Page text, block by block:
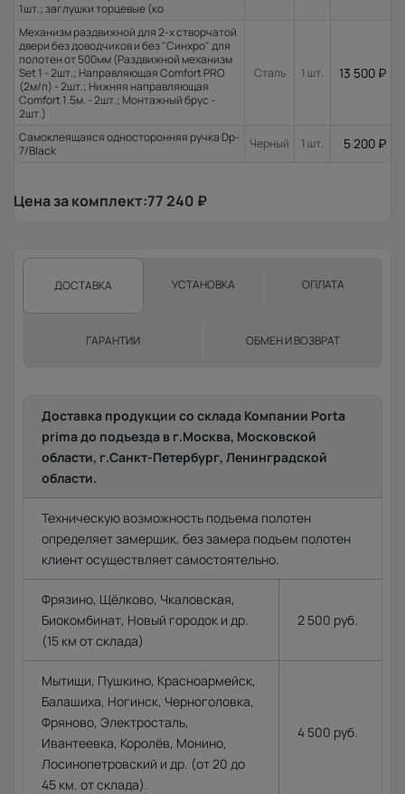
1шт.; заглушки торцевые (ко
Механизм раздвижной для 2-х створчатой
двери без доводчиков и без "Синхро" для
полотен от 500мм (Раздвижной механизм
Set 1 - 2шт.; Направляющая Comfort PRO
(2м/п) - 2шт.; Нижняя направляющая
Comfort 1.5м. - 2шт.; Монтажный брус -
2шт.)
Сталь 1 шт. 13 500 ₽
Самоклеящаяся односторонняя ручка Dp-
7/Black
Черный 1 шт. 5 200 ₽
Цена за комплект:77 240 ₽
ДОСТАВКА УСТАНОВКА ОПЛАТА
ГАРАНТИИ ОБМЕН И ВОЗВРАТ
Доставка продукции со склада Компании Porta
prima до подъезда в г.Москва, Московской
области, г.Санкт-Петербург, Ленинградской
области.
Техническую возможность подъема полотен
определяет замерщик, без замера подъем полотен
клиент осуществляет самостоятельно.
Фрязино, Щёлково, Чкаловская,
Биокомбинат, Новый городок и др.
(15 км от склада)
2 500 руб.
Мытищи, Пушкино, Красноармейск,
Балашиха, Ногинск, Черноголовка,
Фряново, Электросталь,
Ивантеевка, Королёв, Монино,
Лосинопетровский и др. (от 20 до
45 км. от склада).
4 500 руб.